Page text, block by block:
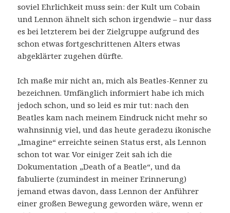
soviel Ehrlichkeit muss sein: der Kult um Cobain
und Lennon ähnelt sich schon irgendwie – nur dass
es bei letzterem bei der Zielgruppe aufgrund des
schon etwas fortgeschrittenen Alters etwas
abgeklärter zugehen dürfte.
Ich maße mir nicht an, mich als Beatles-Kenner zu
bezeichnen. Umfänglich informiert habe ich mich
jedoch schon, und so leid es mir tut: nach den
Beatles kam nach meinem Eindruck nicht mehr so
wahnsinnig viel, und das heute geradezu ikonische
„Imagine“ erreichte seinen Status erst, als Lennon
schon tot war. Vor einiger Zeit sah ich die
Dokumentation „Death of a Beatle“, und da
fabulierte (zumindest in meiner Erinnerung)
jemand etwas davon, dass Lennon der Anführer
einer großen Bewegung geworden wäre, wenn er